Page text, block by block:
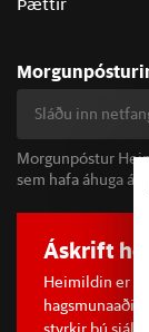
Morgunpóstur
sem hafa áhuga á
Áskrift
Heimildin er í